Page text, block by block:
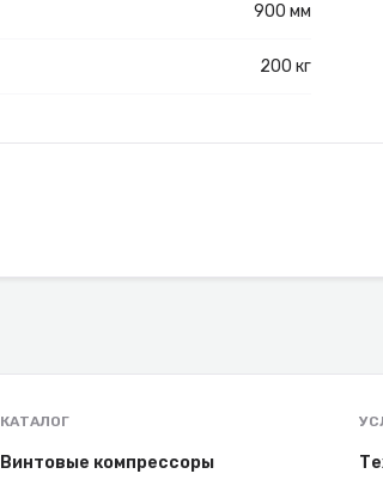
900 мм
200 кг
КАТАЛОГ
Винтовые компрессоры